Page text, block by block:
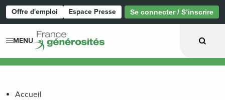
Offre d'emploi Espace Presse Se connecter / S’inscrire
MENU
Accueil